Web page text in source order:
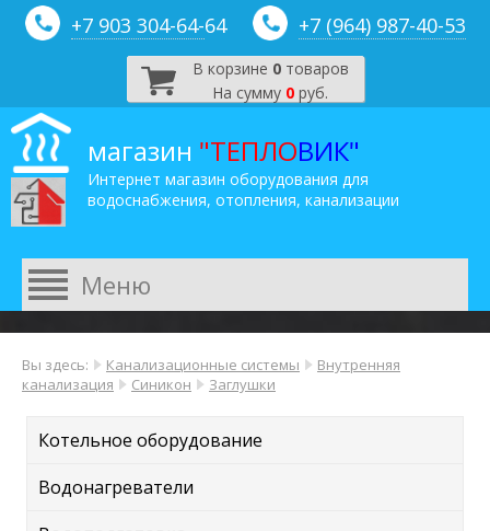
+7 903 304-64-64 +7 (964) 987-40-53
В корзине 0товаров
На сумму 0 руб.
магазин "ТЕПЛОВИК"
Интернет магазин оборудования для
водоснабжения, отопления, канализации
Вы здесь: Канализационные системы
Внутренняя
канализация
Синикон Заглушки
Котельное оборудование
Водонагреватели